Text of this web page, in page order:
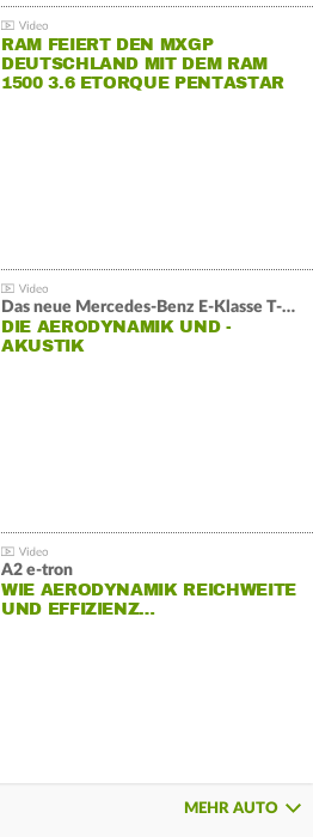
RAM FEIERT DEN MXGP
DEUTSCHLAND MIT DEM RAM
1500 3.6 ETORQUE PENTASTAR
Das neue Mercedes-Benz E-Klasse T-Modell
DIE AERODYNAMIK UND -
AKUSTIK
A2 e-tron
WIE AERODYNAMIK REICHWEITE
UND EFFIZIENZ…
MEHR AUTO